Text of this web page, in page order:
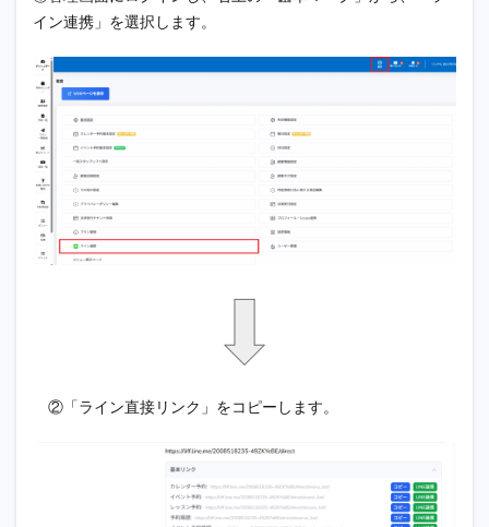
イン連携」を選択します。
②「ライン直接リンク」をコピーします。